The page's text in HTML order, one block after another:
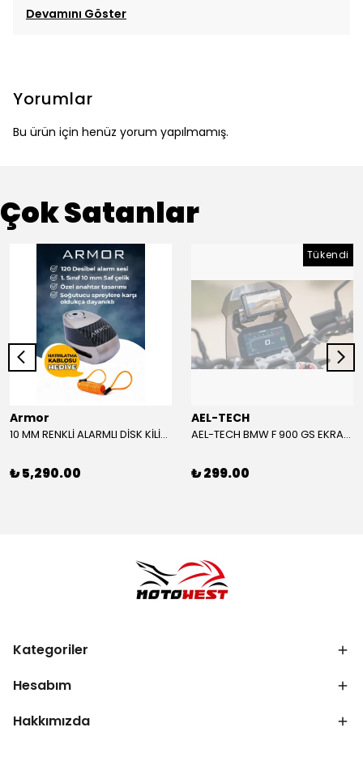
Devamını Göster
Yorumlar
Bu ürün için henüz yorum yapılmamış.
Çok Satanlar
Armor
10 MM RENKLİ ALARMLI DİSK KİLİDİ YENİ VERSİYON
₺ 5,290.00
Tükendi
AEL-TECH
AEL-TECH BMW F 900 GS EKRAN/GÖSTERGE KORUYUCU 2024-2025
₺ 299.00
Kategoriler
Hesabım
Hakkımızda